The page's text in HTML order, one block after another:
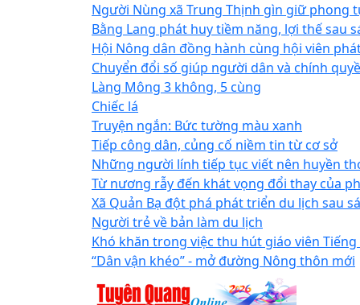
Người Nùng xã Trung Thịnh gìn giữ phong
Bằng Lang phát huy tiềm năng, lợi thế sau
Hội Nông dân đồng hành cùng hội viên
Chuyển đổi số giúp người dân và chính
Làng Mông 3 không, 5 cùng
Chiếc lá
Truyện ngắn: Bức tường màu xanh
Tiếp công dân, củng cố niềm tin từ cơ sở
Những người lính tiếp tục viết nên huyền
Từ nương rẫy đến khát vọng đổi thay của
Xã Quản Bạ đột phá phát triển du lịch sau
Người trẻ về bản làm du lịch
Khó khăn trong việc thu hút giáo viên
“Dân vận khéo” - mở đường Nông thôn mới